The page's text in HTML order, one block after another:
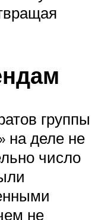
группы
на деле не
число
не